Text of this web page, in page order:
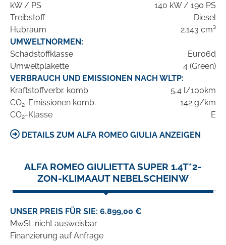
kW / PS
140 kW / 190 PS
Treibstoff
Diesel
Hubraum
2.143 cm³
UMWELTNORMEN:
Schadstoffklasse
Euro6d
Umweltplakette
4 (Green)
VERBRAUCH UND EMISSIONEN NACH WLTP:
Kraftstoffverbr. komb.
5,4 l/100km
CO2-Emissionen komb.
142 g/km
CO2-Klasse E
DETAILS ZUM ALFA ROMEO GIULIA ANZEIGEN
ALFA ROMEO GIULIETTA SUPER 1.4T*2-
ZON-KLIMAAUT NEBELSCHEINW
UNSER PREIS FÜR SIE: 6.899,00 €
MwSt. nicht ausweisbar
Finanzierung auf Anfrage